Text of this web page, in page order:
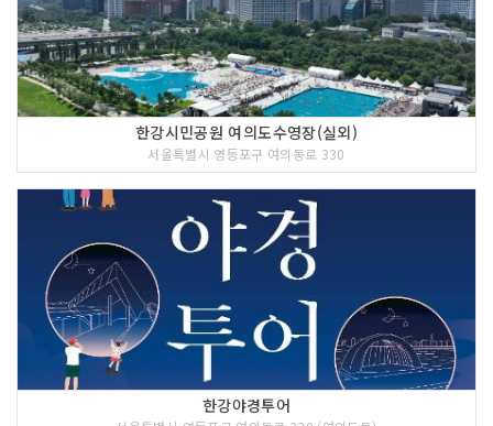
한강시민공원 여의도수영장(실외)
서울특별시 영등포구 여의동로 330
한강야경투어